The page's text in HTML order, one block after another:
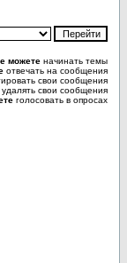
можете начинать темы
отвечать на сообщения
свои сообщения
удалять свои сообщения
голосовать в опросах